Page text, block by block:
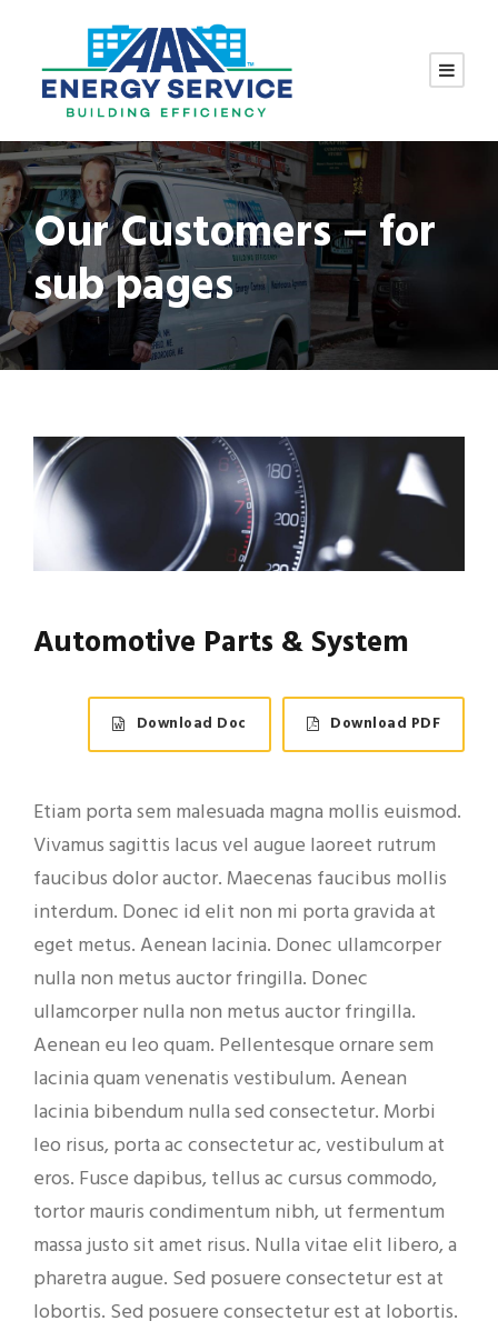
Our Customers – for
sub pages
Automotive Parts & System
Download Doc Download PDF
Etiam porta sem malesuada magna mollis euismod.
Vivamus sagittis lacus vel augue laoreet rutrum
faucibus dolor auctor. Maecenas faucibus mollis
interdum. Donec id elit non mi porta gravida at
eget metus. Aenean lacinia. Donec ullamcorper
nulla non metus auctor fringilla. Donec
ullamcorper nulla non metus auctor fringilla.
Aenean eu leo quam. Pellentesque ornare sem
lacinia quam venenatis vestibulum. Aenean
lacinia bibendum nulla sed consectetur. Morbi
leo risus, porta ac consectetur ac, vestibulum at
eros. Fusce dapibus, tellus ac cursus commodo,
tortor mauris condimentum nibh, ut fermentum
massa justo sit amet risus. Nulla vitae elit libero, a
pharetra augue. Sed posuere consectetur est at
lobortis. Sed posuere consectetur est at lobortis.